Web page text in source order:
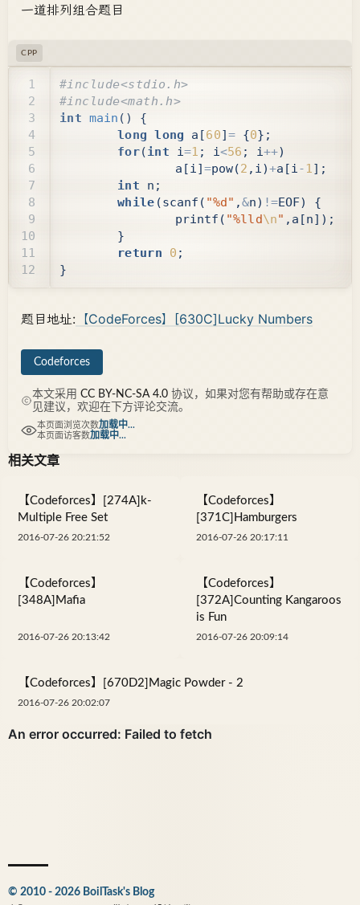
一道排列组合题目
CPP
int main ()
{
long long a [60]= {0};
for(int i=1 ; i<56 ; i++)
a [i]=pow(2 , i)+a [i-1];
int
n ;
while (scanf ( "%d" ,&n) !=EOF)
{
printf ( "%lld\n" , a [n]);
}
return
0 ;
}
题目地址: 【CodeForces】[630C]Lucky Numbers
Codeforces
本文采用 CC BY-NC-SA 4.0协议，如果对您有帮助或存在意
见建议，欢迎在下方评论交流。
本页面浏览次数加载中...
本页面访客数加载中...
相关文章
【Codeforces】[274A]k-
Multiple Free Set
2016-07-26 20:21:52
【Codeforces】
[371C]Hamburgers
2016-07-26 20:17:11
【Codeforces】
[348A]Mafia
2016-07-26 20:13:42
【Codeforces】
[372A]Counting Kangaroos
is Fun
2016-07-26 20:09:14
【Codeforces】[670D2]Magic Powder - 2
2016-07-26 20:02:07
© 2010 - 2026 BoilTask's Blog